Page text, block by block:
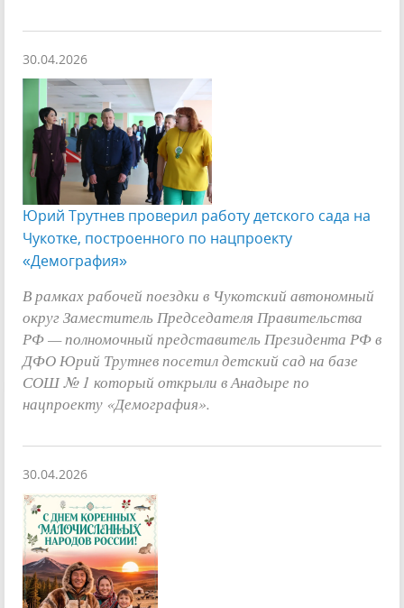
30.04.2026
Юрий Трутнев проверил работу детского сада на
Чукотке, построенного по нацпроекту
«Демография»
В рамках рабочей поездки в Чукотский автономный
округ Заместитель Председателя Правительства
РФ — полномочный представитель Президента РФ в
ДФО Юрий Трутнев посетил детский сад на базе
СОШ № 1 который открыли в Анадыре по
нацпроекту «Демография».
30.04.2026